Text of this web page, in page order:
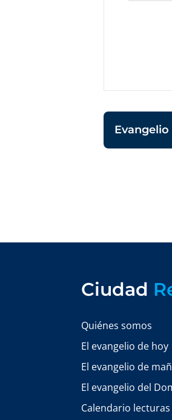
Ciudad
Quiénes somos
El evangelio de hoy
El evangelio de
El evangelio del
Calendario lecturas